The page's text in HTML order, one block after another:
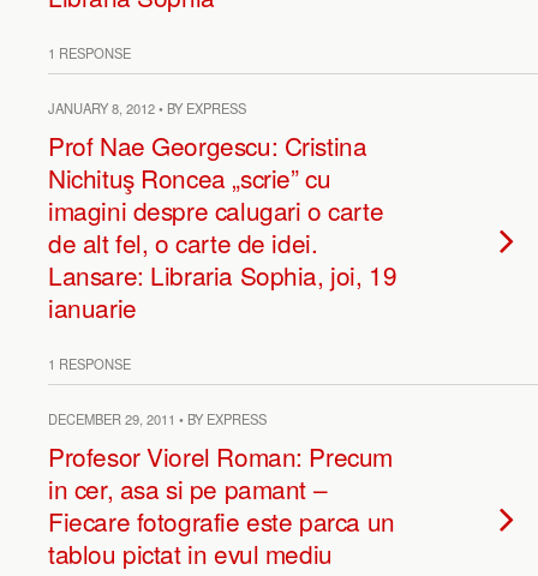
1 RESPONSE
JANUARY 8, 2012 • BY EXPRESS
Prof Nae Georgescu: Cristina
Nichituş Roncea „scrie” cu
imagini despre calugari o carte
de alt fel, o carte de idei.
Lansare: Libraria Sophia, joi, 19
ianuarie
1 RESPONSE
DECEMBER 29, 2011 • BY EXPRESS
Profesor Viorel Roman: Precum
in cer, asa si pe pamant –
Fiecare fotografie este parca un
tablou pictat in evul mediu